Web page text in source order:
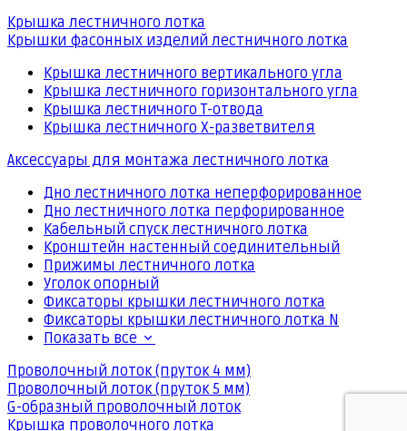
Крышка лестничного лотка
Крышки фасонных изделий лестничного лотка
Крышка лестничного вертикального угла
Крышка лестничного горизонтального угла
Крышка лестничного Т-отвода
Крышка лестничного Х-разветвителя
Аксессуары для монтажа лестничного лотка
Дно лестничного лотка неперфорированное
Дно лестничного лотка перфорированное
Кабельный спуск лестничного лотка
Кронштейн настенный соединительный
Прижимы лестничного лотка
Уголок опорный
Фиксаторы крышки лестничного лотка
Фиксаторы крышки лестничного лотка N
Показать все
Проволочный лоток (пруток 4 мм)
Проволочный лоток (пруток 5 мм)
G-образный проволочный лоток
Крышка проволочного лотка